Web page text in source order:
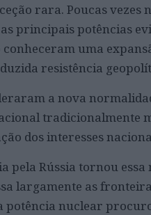
rara. Poucas
principais potências
uma
resistência
a nova
tradicionalmente
dos interesses
pela Rússia tornou
largamente as
potência nuclear